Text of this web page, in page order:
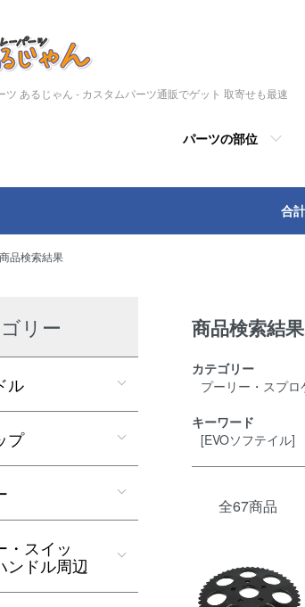
ツ あるじゃん - カスタムパーツ通販でゲット 取寄せも最速
パーツの部位
合
商品検索結果
商品検索結果
カテゴリー
プーリー・スプロ
キーワード
[EVOソフテイル]
全67商品
リー
ル
プ
・スイッ
ンドル周辺